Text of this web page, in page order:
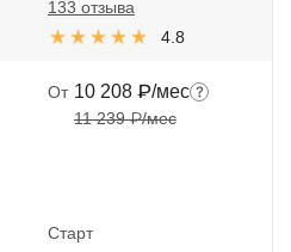
4.8
133 отзыва
От 10 208 ₽/мес
11 239 ₽/мес
Старт